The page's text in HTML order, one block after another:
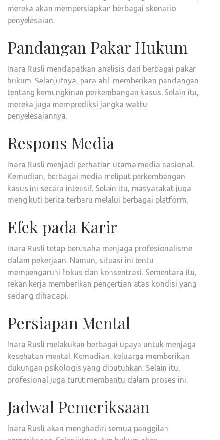
mereka akan mempersiapkan berbagai skenario
penyelesaian.
Pandangan Pakar Hukum
Inara Rusli mendapatkan analisis dari berbagai pakar
hukum. Selanjutnya, para ahli memberikan pandangan
tentang kemungkinan perkembangan kasus. Selain itu,
mereka juga memprediksi jangka waktu
penyelesaiannya.
Respons Media
Inara Rusli menjadi perhatian utama media nasional.
Kemudian, berbagai media meliput perkembangan
kasus ini secara intensif. Selain itu, masyarakat juga
mengikuti berita terbaru melalui berbagai platform.
Efek pada Karir
Inara Rusli tetap berusaha menjaga profesionalisme
dalam pekerjaan. Namun, situasi ini tentu
mempengaruhi fokus dan konsentrasi. Sementara itu,
rekan kerja memberikan pengertian atas kondisi yang
sedang dihadapi.
Persiapan Mental
Inara Rusli melakukan berbagai upaya untuk menjaga
kesehatan mental. Kemudian, keluarga memberikan
dukungan psikologis yang dibutuhkan. Selain itu,
profesional juga turut membantu dalam proses ini.
Jadwal Pemeriksaan
Inara Rusli akan menghadiri semua panggilan